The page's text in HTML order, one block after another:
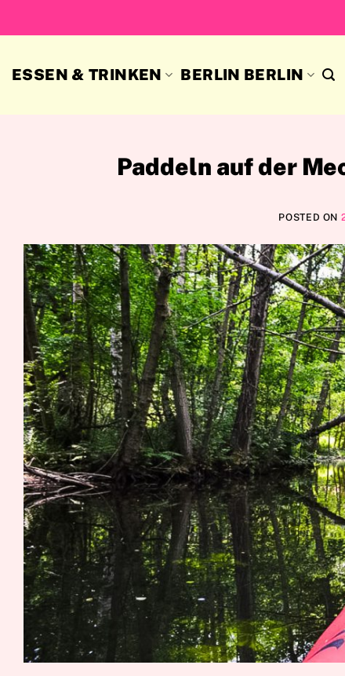
to
ESSEN & TRINKEN BERLIN BERLIN
Paddeln auf der
POSTED ON